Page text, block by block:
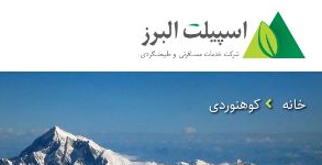
خانه کوهنوردی